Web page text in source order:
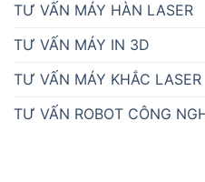
TƯ VẤN MÁY HÀN LASER
TƯ VẤN MÁY IN 3D
TƯ VẤN MÁY KHẮC LASER
TƯ VẤN ROBOT CÔNG